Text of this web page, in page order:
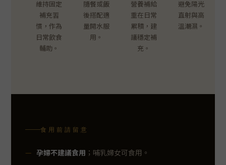
維持固定
補充習
慣，作為
日常飲食
輔助。
隨餐或飯
後搭配適
量開水服
用。
營養補給
重在日常
累積，建
議穩定補
充。
避免陽光
直射與高
溫潮濕。
食用前請留意
孕婦不建議食用 ；哺乳婦女可食用。